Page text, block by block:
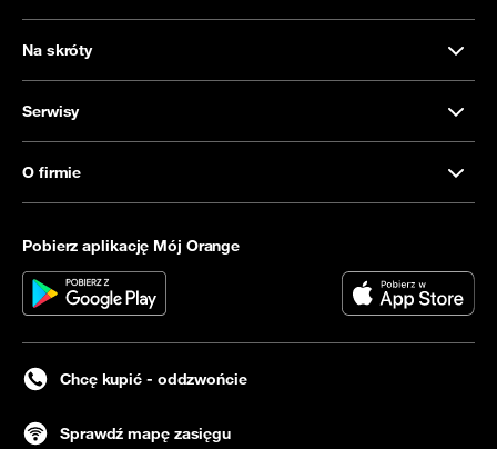
Na skróty
Serwisy
O firmie
Pobierz aplikację Mój Orange
Chcę kupić - oddzwońcie
Sprawdź mapę zasięgu